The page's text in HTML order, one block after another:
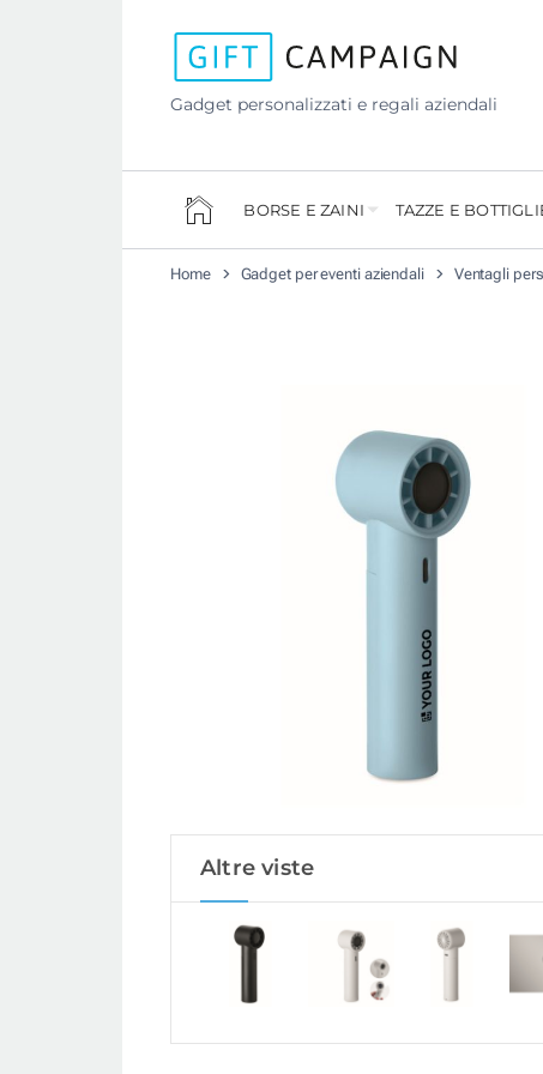
Gadget personalizzati e regali aziendali
BORSE E ZAINI TAZZE E
Home Gadget per eventi aziendali Ventagli
Altre viste